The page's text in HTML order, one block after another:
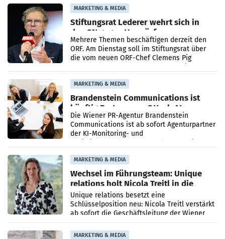
verdoppelte (+102
MARKETING & MEDIA
Stiftungsrat Lederer wehrt sich in
den SN gegen Vorwürfe
Mehrere Themen beschäftigen derzeit den
ORF. Am Dienstag soll im Stiftungsrat über
die vom neuen ORF-Chef Clemens Pig
MARKETING & MEDIA
Brandenstein Communications ist
künftig Partner von OtterlyAI
Die Wiener PR-Agentur Brandenstein
Communications ist ab sofort Agenturpartner
der KI-Monitoring- und
MARKETING & MEDIA
Wechsel im Führungsteam: Unique
relations holt Nicola Treitl in die
Geschäftsleitung
Unique relations besetzt eine
Schlüsselposition neu: Nicola Treitl verstärkt
ab sofort die Geschäftsleitung der Wiener
PR-Agentur an der Seite von Josef Kalina und
Anna Kalina-Mahr.
MARKETING & MEDIA